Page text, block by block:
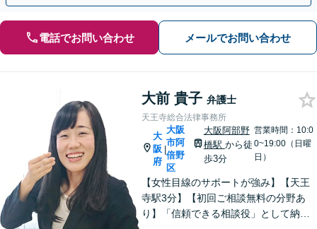
電話でお問い合わせ メールでお問い合わせ
大前 貴子 弁護士
天王寺総合法律事務所
大
阪
府
|
大阪
市阿
倍野
区
大阪阿部野
橋駅 から徒
歩3分
営業時間：10:0
0~19:00（日曜
日）
【女性目線のサポートが強み】【天王
寺駅3分】【初回ご相談無料の分野あ
り】「信頼できる相談役」として納得